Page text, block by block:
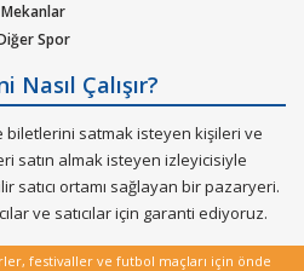
Mekanlar
Spor
Nasıl Çalışır?
satmak isteyen kişileri ve
satın almak isteyen izleyicisiyle
satıcı ortamı sağlayan bir pazaryeri.
ve satıcılar için garanti ediyoruz.
festivaller ve futbol maçları için önde